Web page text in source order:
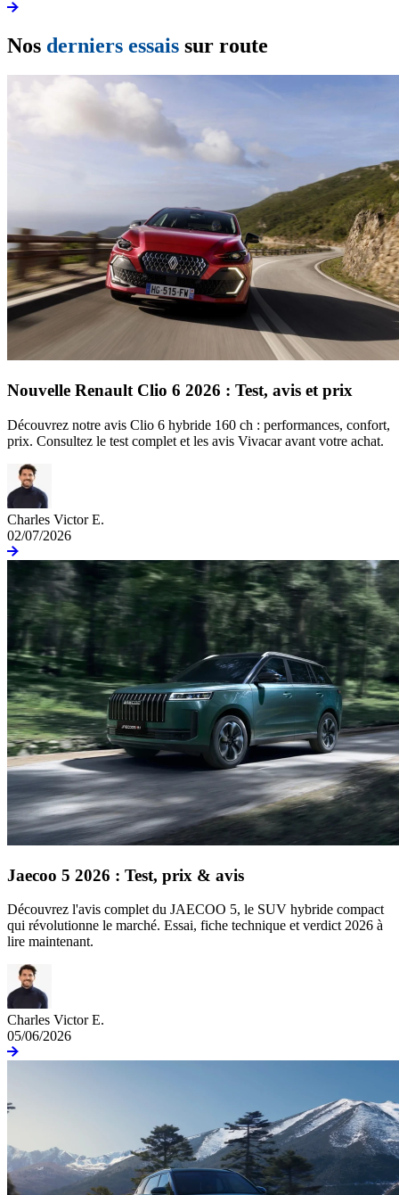
Nos derniers essais sur route
Nouvelle Renault Clio 6 2026 : Test, avis et prix
Découvrez notre avis Clio 6 hybride 160 ch : performances, confort,
prix. Consultez le test complet et les avis Vivacar avant votre achat.
Charles Victor E.
02/07/2026
Jaecoo 5 2026 : Test, prix & avis
Découvrez l'avis complet du JAECOO 5, le SUV hybride compact
qui révolutionne le marché. Essai, fiche technique et verdict 2026 à
lire maintenant.
Charles Victor E.
05/06/2026